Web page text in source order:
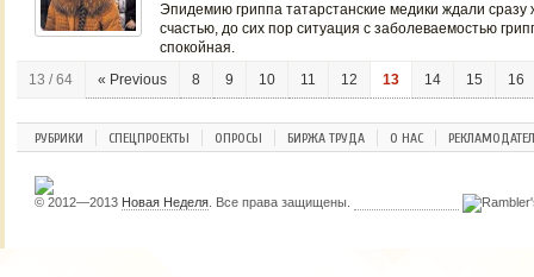
Эпидемию гриппа татарстанские медики ждали сразу
счастью, до сих пор ситуация с заболеваемостью
спокойная.
13 / 64
« Previous 8 9 10 11 12 13 14 15 16
РУБРИКИ СПЕЦПРОЕКТЫ ОПРОСЫ БИРЖА ТРУДА О НАС
© 2012—2013 Новая Неделя . Все права защищены.